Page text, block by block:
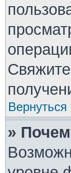
Вернуться
»